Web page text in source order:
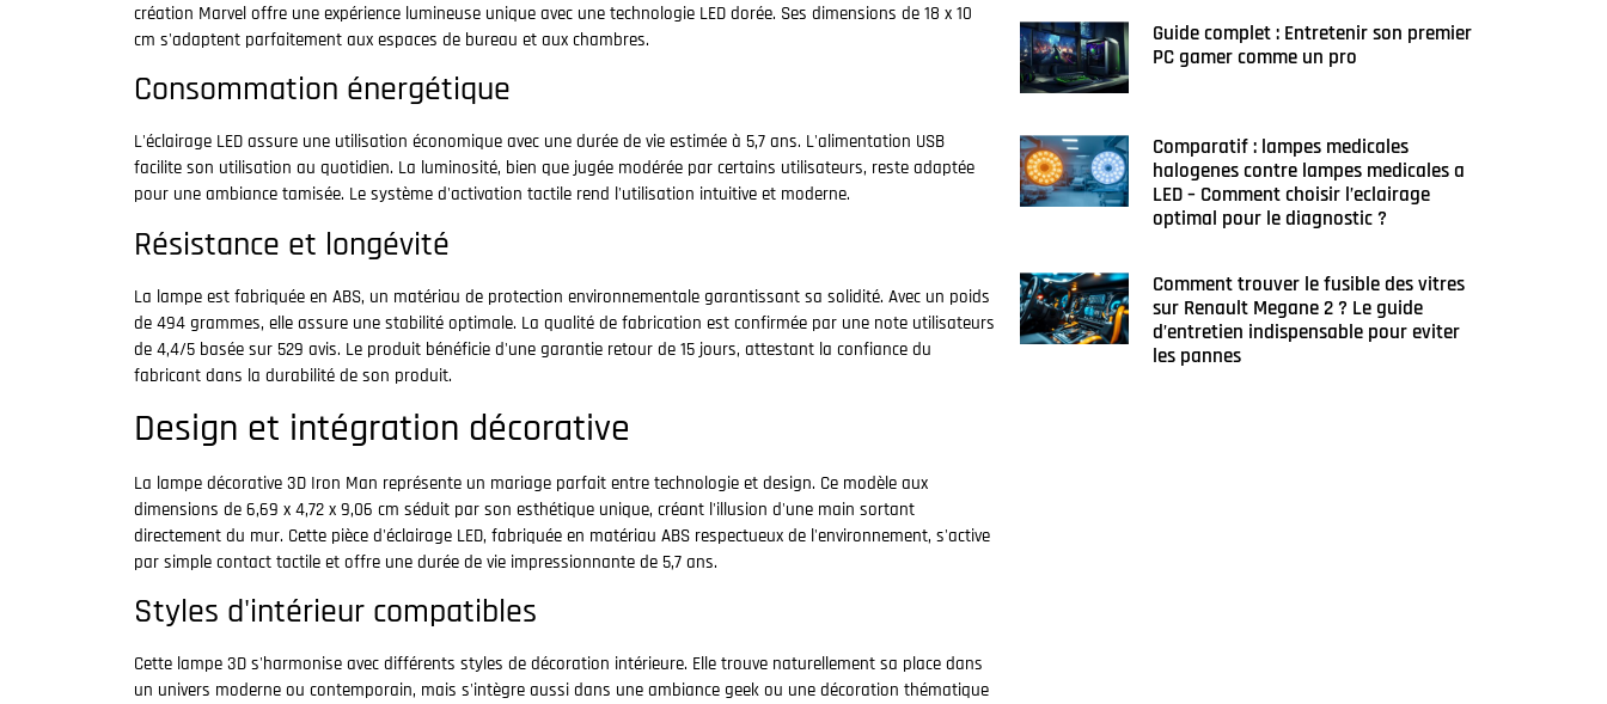
création Marvel offre une expérience lumineuse unique avec une technologie LED dorée. Ses dimensions de 18 x 10
cm s'adaptent parfaitement aux espaces de bureau et aux chambres.
Consommation énergétique
L'éclairage LED assure une utilisation économique avec une durée de vie estimée à 5,7 ans. L'alimentation USB
facilite son utilisation au quotidien. La luminosité, bien que jugée modérée par certains utilisateurs, reste adaptée
pour une ambiance tamisée. Le système d'activation tactile rend l'utilisation intuitive et moderne.
Résistance et longévité
La lampe est fabriquée en ABS, un matériau de protection environnementale garantissant sa solidité. Avec un poids
de 494 grammes, elle assure une stabilité optimale. La qualité de fabrication est confirmée par une note utilisateurs
de 4,4/5 basée sur 529 avis. Le produit bénéficie d'une garantie retour de 15 jours, attestant la confiance du
fabricant dans la durabilité de son produit.
Design et intégration décorative
La lampe décorative 3D Iron Man représente un mariage parfait entre technologie et design. Ce modèle aux
dimensions de 6,69 x 4,72 x 9,06 cm séduit par son esthétique unique, créant l'illusion d'une main sortant
directement du mur. Cette pièce d'éclairage LED, fabriquée en matériau ABS respectueux de l'environnement, s'active
par simple contact tactile et offre une durée de vie impressionnante de 5,7 ans.
Styles d'intérieur compatibles
Cette lampe 3D s'harmonise avec différents styles de décoration intérieure. Elle trouve naturellement sa place dans
un univers moderne ou contemporain, mais s'intègre aussi dans une ambiance geek ou une décoration thématique
Guide complet : Entretenir son premier
PC gamer comme un pro
Comparatif : lampes medicales
halogenes contre lampes medicales a
LED – Comment choisir l’eclairage
optimal pour le diagnostic ?
Comment trouver le fusible des vitres
sur Renault Megane 2 ? Le guide
d’entretien indispensable pour eviter
les pannes